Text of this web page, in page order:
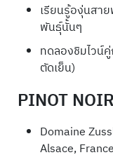
เรียนรู้องุ่นสา
พันธุ์นั้นๆ
ทดลองชิมไวน์
ตัดเย็น)
PINOT
Domaine
Alsace, France